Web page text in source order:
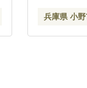
小物 日用
兵庫県 小